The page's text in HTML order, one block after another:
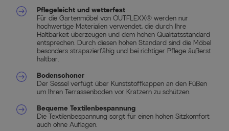
Pflegeleicht und wetterfest
Für die Gartenmöbel von OUTFLEXX® werden nur
hochwertige Materialien verwendet, die durch Ihre
Haltbarkeit überzeugen und dem hohen Qualitätsstandard
entsprechen. Durch diesen hohen Standard sind die Möbel
besonders strapazierfähig und bei richtiger Pflege äußerst
haltbar.
Bodenschoner
Der Sessel verfügt über Kunststoffkappen an den Füßen
um Ihren Terrassenboden vor Kratzern zu schützen.
Bequeme Textilenbespannung
Die Textilenbespannung sorgt für einen hohen Sitzkomfort
auch ohne Auflagen.